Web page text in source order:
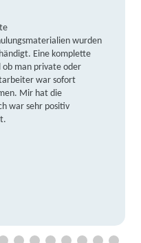
wurden
Eine komplette
ob man private oder
war sofort
Mir hat die
war sehr positiv